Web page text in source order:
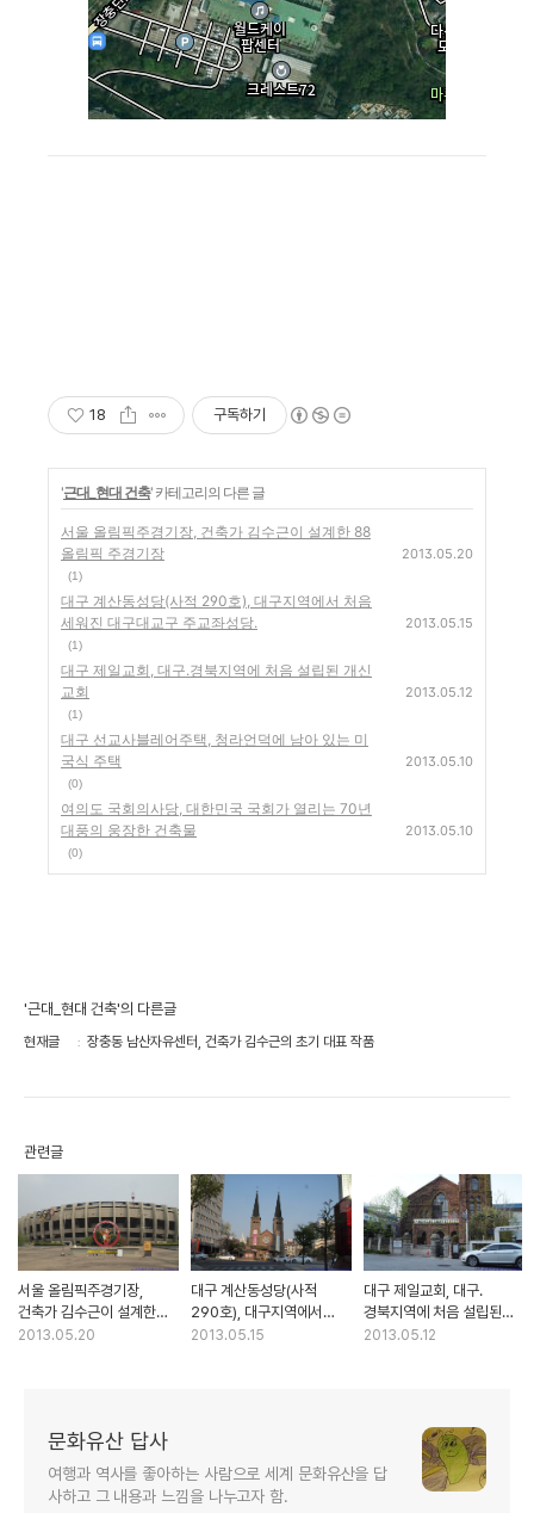
18 구독하기
'근대_현대 건축' 카테고리의 다른 글
서울 올림픽주경기장, 건축가 김수근이 설계한 88
올림픽 주경기장
(1)
2013.05.20
대구 계산동성당(사적 290호), 대구지역에서 처음
세워진 대구대교구 주교좌성당.
(1)
2013.05.15
대구 제일교회, 대구.경북지역에 처음 설립된 개신
교회
(1)
2013.05.12
대구 선교사블레어주택, 청라언덕에 남아 있는 미
국식 주택
(0)
2013.05.10
여의도 국회의사당, 대한민국 국회가 열리는 70년
대풍의 웅장한 건축물
(0)
2013.05.10
'근대_현대 건축'의 다른글
현재글 장충동 남산자유센터, 건축가 김수근의 초기 대표 작품
관련글
서울 올림픽주경기장,
건축가 김수근이 설계한
88올림픽 주경기장
2013.05.20
대구 계산동성당(사적
290호), 대구지역에서
처음 세워진 대구대교구
2013.05.15
대구 제일교회, 대구.
경북지역에 처음 설립된
개신교회
2013.05.12
문화유산 답사
여행과 역사를 좋아하는 사람으로 세계 문화유산을 답
사하고 그 내용과 느낌을 나누고자 함.